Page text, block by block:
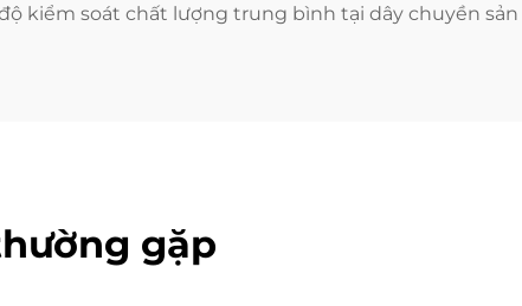
kiểm soát chất lượng trung bình tại dây chuyền sản
gặp